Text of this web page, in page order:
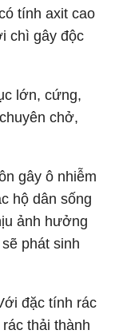
tính axit cao
chì gây độc
lớn, cứng,
chở,
gây ô nhiễm
hộ dân sống
ảnh hưởng
phát sinh
đặc tính rác
thải thành